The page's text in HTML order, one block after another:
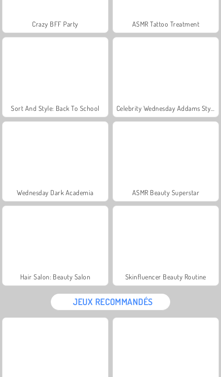
Crazy BFF Party ASMR Tattoo Treatment
Sort And Style: Back To School
Wednesday Dark Academia ASMR Beauty Superstar
Hair Salon: Beauty Salon Skinfluencer Beauty Routine
JEUX RECOMMANDÉS